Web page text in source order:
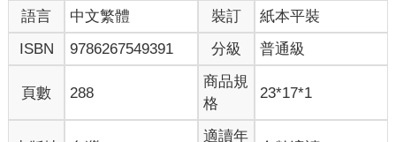
語言 中文繁體 裝訂
紙本平裝
ISBN
9786267549391 分級 普通級
頁數 288
商品規
格
23*17*1
適讀年